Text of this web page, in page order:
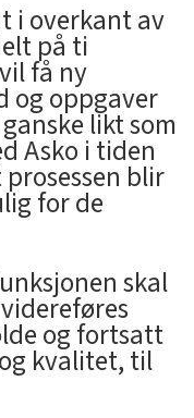
i overkant av
på ti
få ny
og oppgaver
likt som
Asko i tiden
blir
for de
skal
og fortsatt
kvalitet, til